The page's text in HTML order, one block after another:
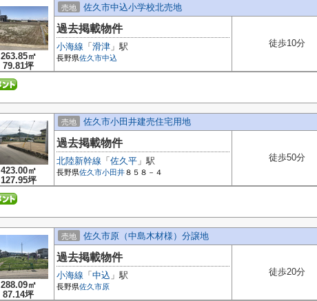
263.85㎡
79.81坪
売地 佐久市中込小学校北売地
過去掲載物件
小海線 「 滑津 」駅
長野県佐久市中込
徒歩10分
423.00㎡
127.95坪
売地 佐久市小田井建売住宅用地
過去掲載物件
北陸新幹線 「 佐久平 」駅
長野県佐久市小田井８５８－４
徒歩50分
288.09㎡
87.14坪
売地 佐久市原（中島木材様）分譲地
過去掲載物件
小海線 「 中込 」駅
長野県佐久市原
徒歩20分